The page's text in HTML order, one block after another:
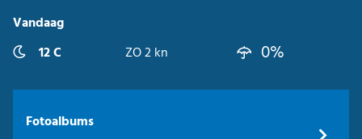
Vandaag
12 C
ZO 2 kn 0%
Fotoalbums